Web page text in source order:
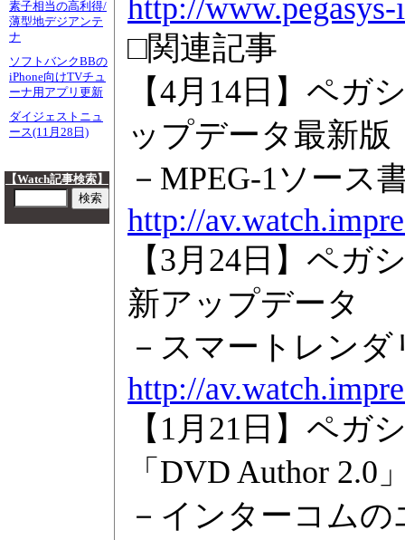
素子相当の高利得/
薄型地デジアンテ
ナ
ソフトバンクBBの
iPhone向けTVチュ
ーナ用アプリ更新
ダイジェストニュ
ース(11月28日)
【Watch記事検索】
http://
□関連記事
【4月14日】ペガ
ップデータ最新版
－MPEG-1ソース
http://
【3月24日】ペガ
新アップデータ
－スマートレン
http://
【1月21日】ペガ
「DVD Author 2.0
－インターコム